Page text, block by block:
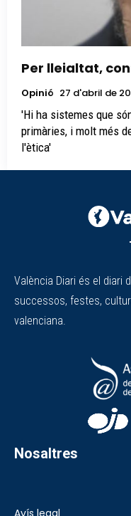
Per lleialtat,
Opinió 27 d'abril de
'Hi ha sistemes que
primàries, i molt més
l'ètica'
València Diari és el diari
successos, festes,
valenciana.
Nosaltres